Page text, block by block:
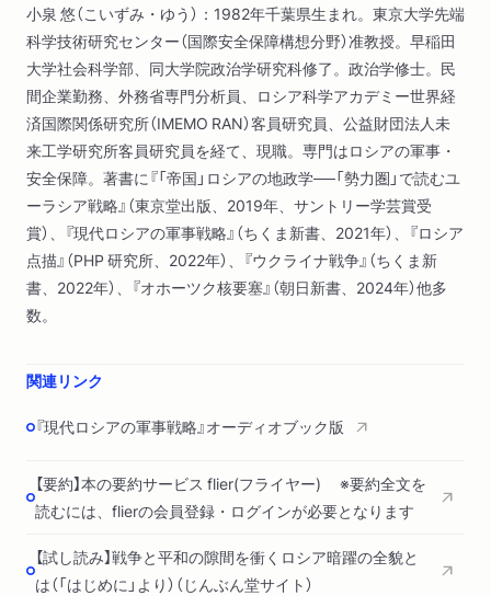
小泉 悠（こいずみ・ゆう）：1982年千葉県生まれ。東京大学先端
科学技術研究センター（国際安全保障構想分野）准教授。早稲田
大学社会科学部、同大学院政治学研究科修了。政治学修士。民
間企業勤務、外務省専門分析員、ロシア科学アカデミー世界経
済国際関係研究所（IMEMO RAN）客員研究員、公益財団法人未
来工学研究所客員研究員を経て、現職。専門はロシアの軍事・
安全保障。著書に『「帝国」ロシアの地政学──「勢力圏」で読むユ
ーラシア戦略』（東京堂出版、2019年、サントリー学芸賞受
賞）、『現代ロシアの軍事戦略』（ちくま新書、2021年）、『ロシア
点描』（PHP 研究所、2022年）、『ウクライナ戦争』（ちくま新
書、2022年）、『オホーツク核要塞』（朝日新書、2024年）他多
数。
関連リンク
『現代ロシアの軍事戦略』オーディオブック版
【要約】本の要約サービス flier(フライヤー) ※要約全文を
読むには、flierの会員登録・ログインが必要となります
【試し読み】戦争と平和の隙間を衝くロシア暗躍の全貌と
は（「はじめに」より）（じんぶん堂サイト）